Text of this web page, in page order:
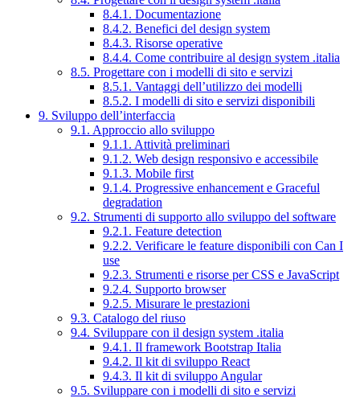
8.4.1. Documentazione
8.4.2. Benefici del design system
8.4.3. Risorse operative
8.4.4. Come contribuire al design system .italia
8.5. Progettare con i modelli di sito e servizi
8.5.1. Vantaggi dell’utilizzo dei modelli
8.5.2. I modelli di sito e servizi disponibili
9. Sviluppo dell’interfaccia
9.1. Approccio allo sviluppo
9.1.1. Attività preliminari
9.1.2. Web design responsivo e accessibile
9.1.3. Mobile first
9.1.4. Progressive enhancement e Graceful
degradation
9.2. Strumenti di supporto allo sviluppo del software
9.2.1. Feature detection
9.2.2. Verificare le feature disponibili con Can I
use
9.2.3. Strumenti e risorse per CSS e JavaScript
9.2.4. Supporto browser
9.2.5. Misurare le prestazioni
9.3. Catalogo del riuso
9.4. Sviluppare con il design system .italia
9.4.1. Il framework Bootstrap Italia
9.4.2. Il kit di sviluppo React
9.4.3. Il kit di sviluppo Angular
9.5. Sviluppare con i modelli di sito e servizi